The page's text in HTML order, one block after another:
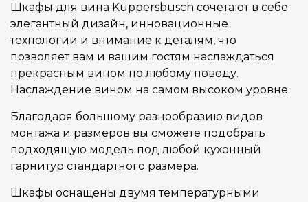
Шкафы для вина Küppersbusch сочетают в себе
элегантный дизайн, инновационные
технологии и внимание к деталям, что
позволяет вам и вашим гостям наслаждаться
прекрасным вином по любому поводу.
Наслаждение вином на самом высоком уровне.
Благодаря большому разнообразию видов
монтажа и размеров вы сможете подобрать
подходящую модель под любой кухонный
гарнитур стандартного размера.
Шкафы оснащены двумя температурными